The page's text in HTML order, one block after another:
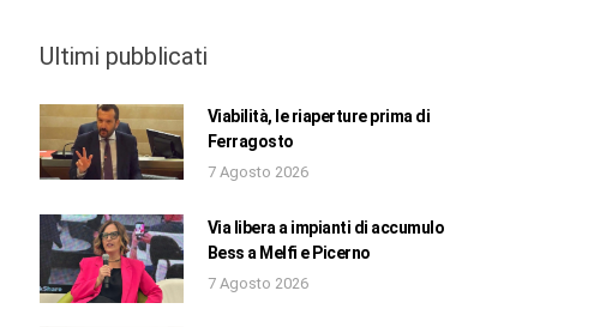
Ultimi pubblicati
Viabilità, le riaperture prima di
Ferragosto
7 Agosto 2026
Via libera a impianti di accumulo
Bess a Melfi e Picerno
7 Agosto 2026